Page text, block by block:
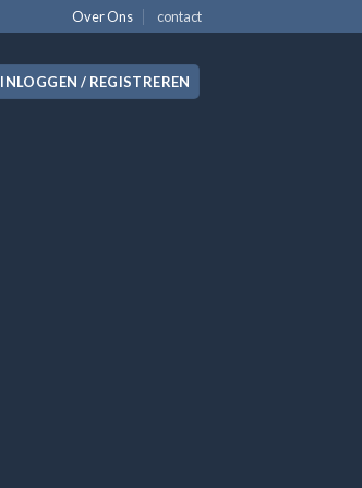
Over Ons contact
INLOGGEN / REGISTREREN